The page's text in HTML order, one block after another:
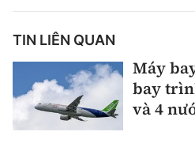
TIN LIÊN QUAN
Máy
bay
và 4